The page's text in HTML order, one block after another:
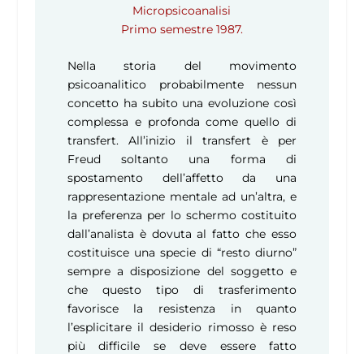
Micropsicoanalisi
Primo semestre 1987.
Nella storia del movimento
psicoanalitico probabilmente nessun
concetto ha subito una evoluzione così
complessa e profonda come quello di
transfert. All’inizio il transfert è per
Freud soltanto una forma di
spostamento dell’affetto da una
rappresentazione mentale ad un’altra, e
la preferenza per lo schermo costituito
dall’analista è dovuta al fatto che esso
costituisce una specie di “resto diurno”
sempre a disposizione del soggetto e
che questo tipo di trasferimento
favorisce la resistenza in quanto
l’esplicitare il desiderio rimosso è reso
più difficile se deve essere fatto